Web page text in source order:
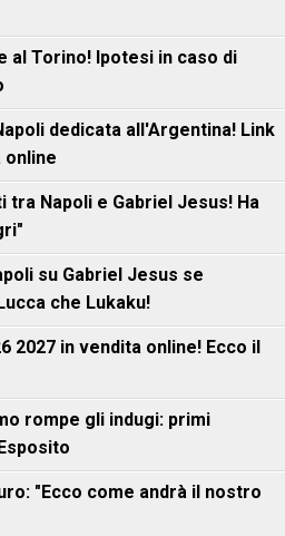
al Torino! Ipotesi in caso di
dedicata all'Argentina! Link
online
tra Napoli e Gabriel Jesus! Ha
su Gabriel Jesus se
che Lukaku!
2027 in vendita online! Ecco il
rompe gli indugi: primi
"Ecco come andrà il nostro